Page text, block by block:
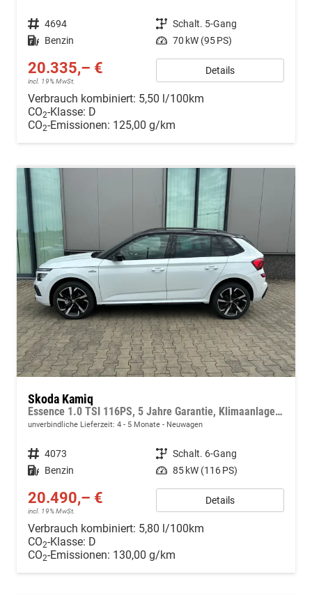
Fahrzeugnr. 4694 Getriebe Schalt. 5-Gang
Kraftstoff Benzin Leistung 70 kW (95 PS)
20.335,– €
incl. 19% MwSt.
Details
Verbrauch kombiniert: 5,50 l/100km
CO2-Klasse: D
CO2-Emissionen: 125,00 g/km
Skoda Kamiq
Essence 1.0 TSI 116PS, 5 Jahre Garantie, Klimaanlage, Radio 8"/Bluetooth, Parksensoren hinten, LED-Scheinwerfer, Dachreling, Virtual Cockpit
unverbindliche Lieferzeit: 4 - 5 Monate Neuwagen
Fahrzeugnr. 4073 Getriebe Schalt. 6-Gang
Kraftstoff Benzin Leistung 85 kW (116 PS)
20.490,– €
incl. 19% MwSt.
Details
Verbrauch kombiniert: 5,80 l/100km
CO2-Klasse: D
CO2-Emissionen: 130,00 g/km